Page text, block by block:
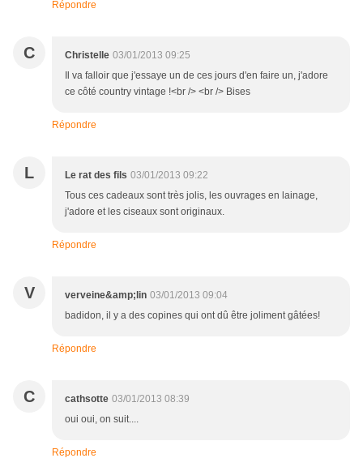
Répondre
C Christelle 03/01/2013 09:25
Il va falloir que j'essaye un de ces jours d'en faire un, j'adore
ce côté country vintage !<br /> <br /> Bises
Répondre
L Le rat des fils 03/01/2013 09:22
Tous ces cadeaux sont très jolis, les ouvrages en lainage,
j'adore et les ciseaux sont originaux.
Répondre
V verveine&amp;lin 03/01/2013 09:04
badidon, il y a des copines qui ont dû être joliment gâtées!
Répondre
C cathsotte 03/01/2013 08:39
oui oui, on suit....
Répondre